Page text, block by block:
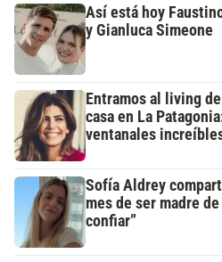
Así está hoy
y Gianluca Simeone
Entramos al living
casa en La
ventanales
Sofía Aldrey
mes de ser madre
confiar”